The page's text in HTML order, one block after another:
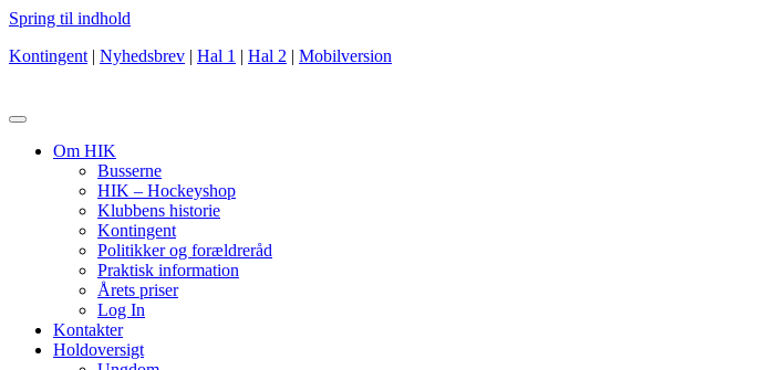
Spring til indhold
Kontingent | Nyhedsbrev | Hal 1 | Hal 2 | Mobilversion
Om HIK
Busserne
HIK – Hockeyshop
Klubbens historie
Kontingent
Politikker og forældreråd
Praktisk information
Årets priser
Log In
Kontakter
Holdoversigt